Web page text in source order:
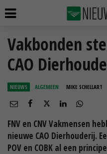
Vakbonden
CAO
NIEUWS ALGEMEEN MIKE SCHELLART
FNV en CNV Vakmensen
nieuwe CAO Dierhouderij.
POV en COBK al een